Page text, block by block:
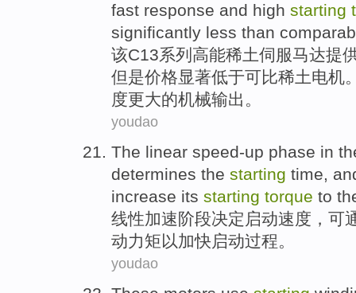
fast response and high starting
significantly less than
该C13系列 高能稀土伺服马达提
但是价格显著低于可比稀土电机
度更大的机械输出。
youdao
The linear speed-up phase in
determines the starting time,
increase its starting torque to
线性加速阶段决定 启动速度 ， 可
动力矩以加快启动过程。
youdao